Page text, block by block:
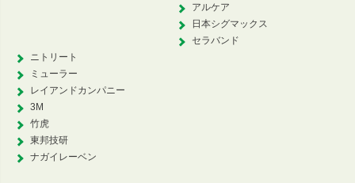
アルケア
日本シグマックス
セラバンド
ニトリート
ミューラー
レイアンドカンパニー
3M
竹虎
東邦技研
ナガイレーベン